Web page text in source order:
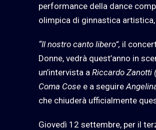
performance della dance
olimpica di ginnastica
“Il nostro canto libero”, il
Donne, vedrà quest’anno in
un’intervista a Riccardo Zanotti
Coma Cose e a seguire
che chiuderà ufficialmente
Giovedì 12 settembre, per il